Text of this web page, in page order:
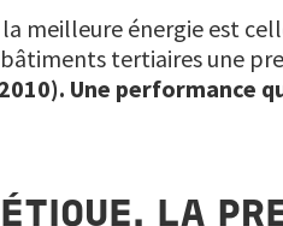
meilleure énergie est
tertiaires une
Une performance
LA